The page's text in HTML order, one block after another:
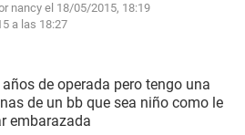
nancy el 18/05/2015, 18:19
a las 18:27
de operada pero tengo una
de un bb que sea niño como le
embarazada